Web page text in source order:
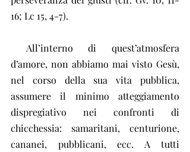
16; Lc 15, 4-7).
d’amore, non abbiamo mai visto Gesù,
nel corso della sua vita pubblica,
assumere il minimo atteggiamento
dispregiativo nei confronti di
chicchessia: samaritani, centurione,
cananei, pubblicani, ecc. A tutti